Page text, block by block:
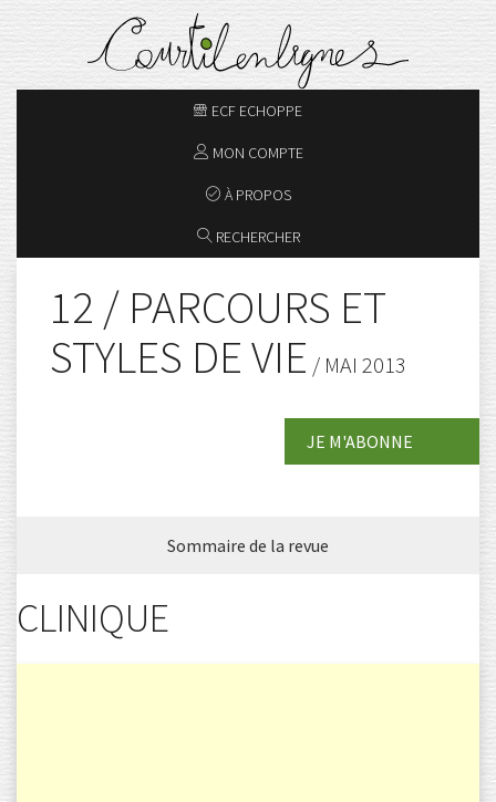
ECF ECHOPPE
MON COMPTE
À PROPOS
RECHERCHER
12 / PARCOURS ET
STYLES DE VIE / MAI 2013
JE M'ABONNE
Sommaire de la revue
CLINIQUE